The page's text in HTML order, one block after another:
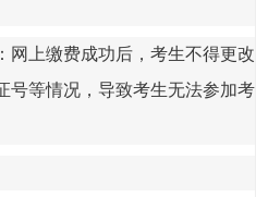
网上缴费成功后，考生不得更改
号等情况，导致考生无法参加考